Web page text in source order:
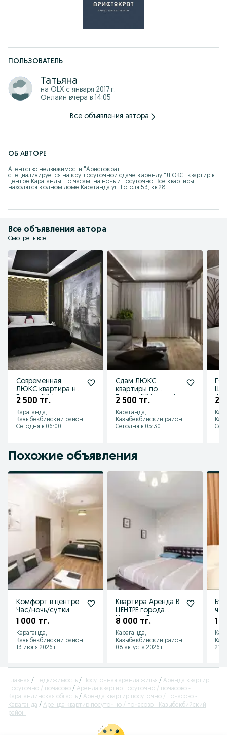
ПОЛЬЗОВАТЕЛЬ
Татьяна
на OLX с января 2017 г.
Онлайн вчера в 14:05
Все объявления автора
ОБ АВТОРЕ
Агентство недвижимости "Аристократ"
специализируется на круглосуточной сдаче в аренду "ЛЮКС" квартир в
центре Караганды, по часам, на ночь и посуточно. Все квартиры
находятся в одном доме Караганда ул. Гоголя 53, кв 28
Все объявления автора
Смотреть все
Современная
ЛЮКС квартира на
Гоголя 53/час
сутки 20000
2 500 тг.
Караганда,
Казыбекбийский район
Сегодня в 06:00
Сдам ЛЮКС
квартиры по
Гоголя 53/центр/
100%/Smart/WiFi/
титан
2 500 тг.
Караганда,
Казыбекбийский район
Сегодня в 05:30
2
Похожие объявления
Комфорт в центре
Час/ночь/сутки
1 000 тг.
Караганда,
Казыбекбийский район
13 июля 2026 г.
Квартира Аренда В
ЦЕНТРЕ города
Нуркена-Гоголя
8 000 тг.
Караганда,
Казыбекбийский район
08 августа 2026 г.
1
21
Главная Недвижимость Посуточная аренда жилья
Аренда квартир
посуточно / почасово
Аренда квартир посуточно / почасово -
Карагандинская область
Аренда квартир посуточно / почасово -
Караганда
Аренда квартир посуточно / почасово - Казыбекбийский
район